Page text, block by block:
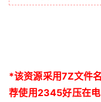
*该资源采用7Z文件
荐使用2345好压在电